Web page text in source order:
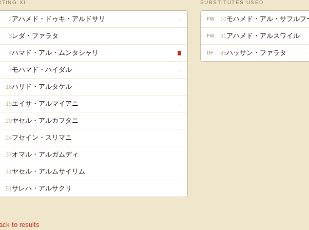
XI
2アハメド・ドゥキ・アルドサリ ↓
3レダ・ファラタ
4ハマド・アル・ムンタシャリ
7モハマド・ハイダル ↓
16ハリド・アルタケル
19エイサ・アルマイアニ ↓
20ヤセル・アルカフタニ
24フセイン・スリマニ
37オマル・アルガムディ
41 ヤセル・アルムサイリム
51サレハ・アルサクリ
SUBSTITUTES USED
FW 10モハメド・アル・サフルフ
FW 31 アハメド・アルスワイル
DF 45ハッサン・ファラタ
to results